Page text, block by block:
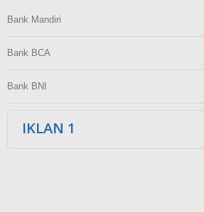
Bank Mandiri
Bank BCA
Bank BNI
IKLAN 1